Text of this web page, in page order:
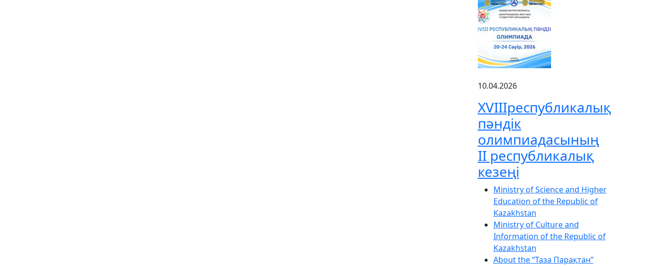
10.04.2026
XVIIIреспубликалық
пәндік
олимпиадасының
ІІ республикалық
кезеңі
Ministry of Science and Higher
Education of the Republic of
Kazakhstan
Ministry of Culture and
Information of the Republic of
Kazakhstan
About the “Таза Парақтан”